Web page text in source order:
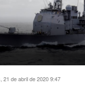
21 de abril de 2020 9:47